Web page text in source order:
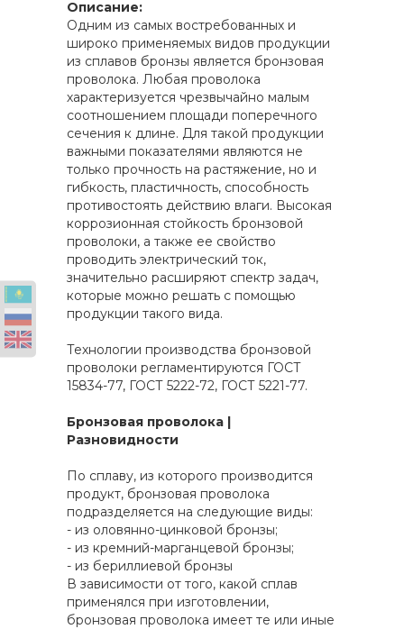
Описание:
Одним из самых востребованных и
широко применяемых видов продукции
из сплавов бронзы является бронзовая
проволока. Любая проволока
характеризуется чрезвычайно малым
соотношением площади поперечного
сечения к длине. Для такой продукции
важными показателями являются не
только прочность на растяжение, но и
гибкость, пластичность, способность
противостоять действию влаги. Высокая
коррозионная стойкость бронзовой
проволоки, а также ее свойство
проводить электрический ток,
значительно расширяют спектр задач,
которые можно решать с помощью
продукции такого вида.
Технологии производства бронзовой
проволоки регламентируются ГОСТ
15834-77, ГОСТ 5222-72, ГОСТ 5221-77.
Бронзовая проволока |
Разновидности
По сплаву, из которого производится
продукт, бронзовая проволока
подразделяется на следующие виды:
- из оловянно-цинковой бронзы;
- из кремний-марганцевой бронзы;
- из бериллиевой бронзы
В зависимости от того, какой сплав
применялся при изготовлении,
бронзовая проволока имеет те или иные